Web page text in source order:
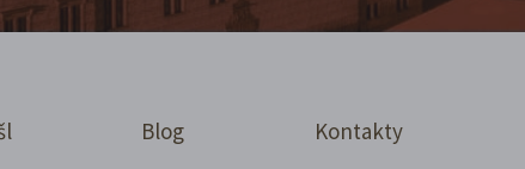
Blog Kontakty